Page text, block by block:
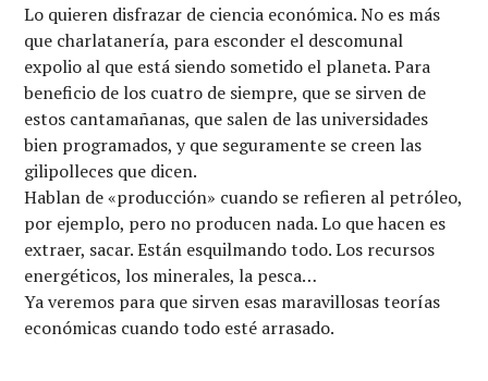
Lo quieren disfrazar de ciencia económica. No es más
que charlatanería, para esconder el descomunal
expolio al que está siendo sometido el planeta. Para
beneficio de los cuatro de siempre, que se sirven de
estos cantamañanas, que salen de las universidades
bien programados, y que seguramente se creen las
gilipolleces que dicen.
Hablan de «producción» cuando se refieren al petróleo,
por ejemplo, pero no producen nada. Lo que hacen es
extraer, sacar. Están esquilmando todo. Los recursos
energéticos, los minerales, la pesca…
Ya veremos para que sirven esas maravillosas teorías
económicas cuando todo esté arrasado.